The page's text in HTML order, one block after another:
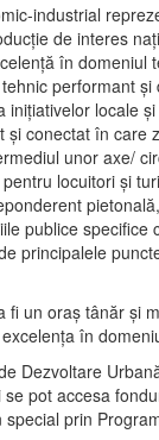
industrial
de interes
în domeniul
performant
iniţiativelor locale
şi conectat în care
unor axe/
locuitori şi
publice
principalele
fi un oraş tânăr şi
în
Dezvoltare
pot accesa
prin